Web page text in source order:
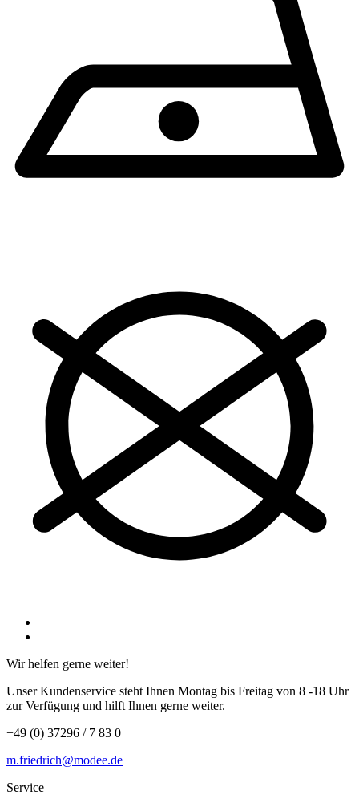
Wir helfen gerne weiter!
Unser Kundenservice steht Ihnen Montag bis Freitag von 8 -18 Uhr
zur Verfügung und hilft Ihnen gerne weiter.
+49 (0) 37296 / 7 83 0
m.friedrich@modee.de
Service